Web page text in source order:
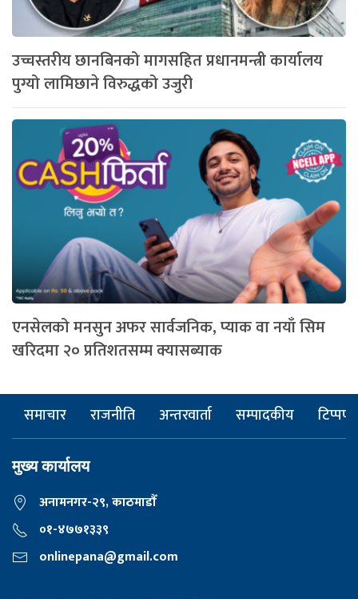
उच्चस्तरीय छानबिनको मागसहित प्रधानमन्त्री कार्यालय
पुग्यो लामिछाने विरुद्धको उजुरी
एनसेलको मनसुन अफर सार्वजनिक, प्याक वा नयाँ सिम
खरिदमा २० प्रतिशतसम्म क्यासब्याक
समाचार राजनीति अन्तरवार्ता सम्पादकीय टिप्पणी
मुख्य कार्यालय
अनामनगर-२९, काठमाडाैँ
०१-४७७१३३९
onlinepana@gmail.com